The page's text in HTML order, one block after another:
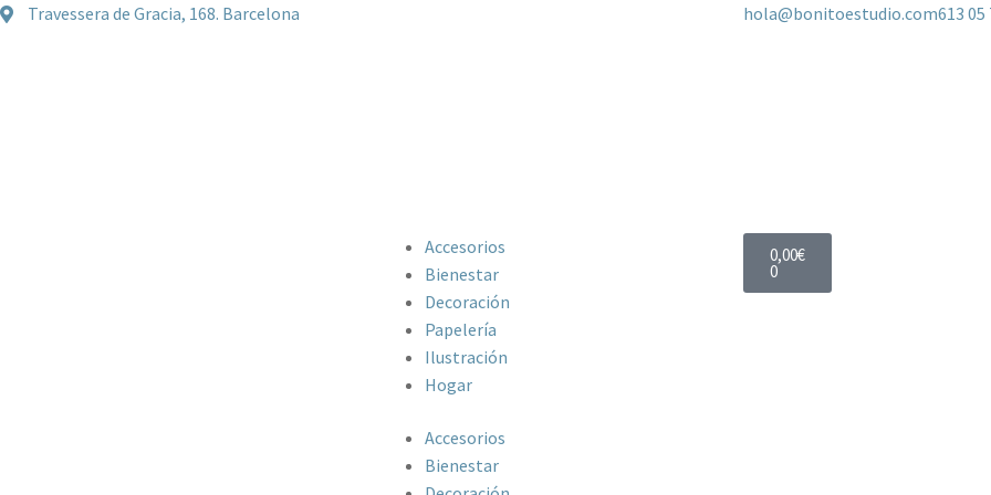
Travessera de Gracia, 168. Barcelona hola@bonitoestudio.com613 05
Accesorios
Bienestar
Decoración
Papelería
Ilustración
Hogar
Accesorios
Bienestar
0,00€
0